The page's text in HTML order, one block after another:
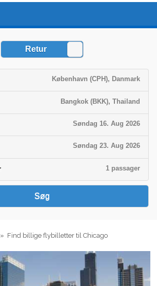
» Find billige flybilletter til Chicago